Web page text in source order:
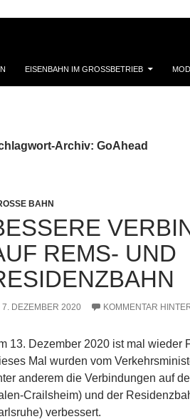
EISENBAHN IM GROSSBETRIEB
Archiv: GoAhead
BAHN
REMS- UND
7. DEZEMBER 2020 KOMMENTAR
13. Dezember 2020 ist mal wieder
Mal wurden vom
anderem die Verbindungen auf
Crailsheim) und der
verbessert.